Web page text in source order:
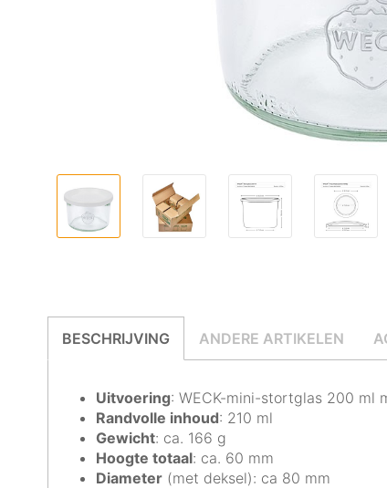
BESCHRIJVING ANDERE ARTIKELEN
Uitvoering: WECK-mini-stortglas 200 ml
Randvolle inhoud: 210 ml
Gewicht: ca. 166 g
Hoogte totaal: ca. 60 mm
Diameter (met deksel): ca 80 mm